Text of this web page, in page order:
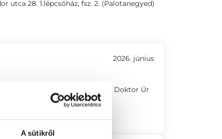
A sütikről
utca 28. 1.lépcsőház, fsz. 2. (Palotanegyed)
2026. június
nem volt sietős a konzultáció. A Doktor Úr
a szakterületein.